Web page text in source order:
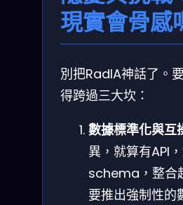
現實會骨感
別把RadIA神話了。
得跨過三大坎：
數據標準化與互
異，就算有API
schema，整合
要推出強制性的